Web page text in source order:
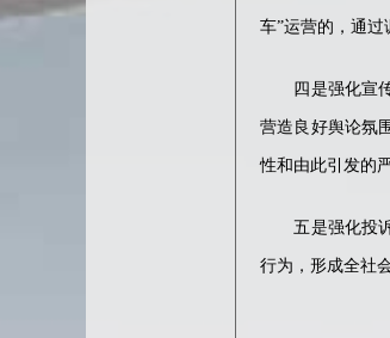
车”运营的，通过
四是强化宣传
营造良好舆论氛
性和由此引发的
五是强化投诉
行为，形成全社